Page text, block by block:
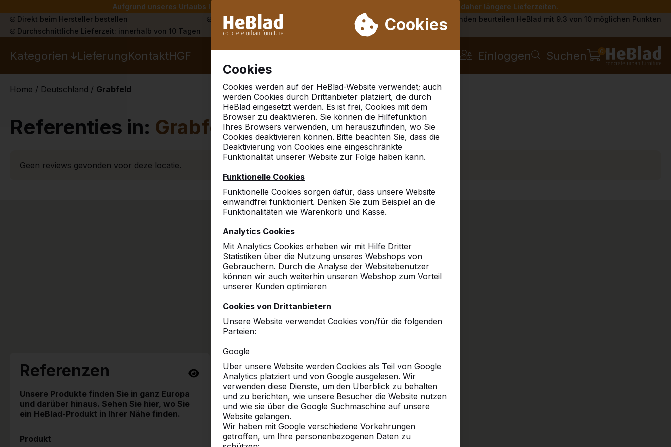
Aufgrund unseres Urlaubs liefern wir von Woche 31 bis Woche 33 nicht. Bitte berücksichtigen Sie daher längere Lieferzeiten.
Cookies
Cookies
Cookies werden auf der HeBlad-Website verwendet; auch
werden Cookies durch Drittanbieter platziert, die durch
HeBlad eingesetzt werden. Es ist frei, Cookies mit dem
Browser zu deaktivieren. Sie können die Hilfefunktion
Ihres Browsers verwenden, um herauszufinden, wo Sie
Cookies deaktivieren können. Bitte beachten Sie, dass die
Deaktivierung von Cookies eine eingeschränkte
Funktionalität unserer Website zur Folge haben kann.
Funktionelle Cookies
Funktionelle Cookies sorgen dafür, dass unsere Website
einwandfrei funktioniert. Denken Sie zum Beispiel an die
Funktionalitäten wie Warenkorb und Kasse.
Analytics Cookies
Mit Analytics Cookies erheben wir mit Hilfe Dritter
Statistiken über die Nutzung unseres Webshops von
Gebrauchern. Durch die Analyse der Websitebenutzer
können wir auch weiterhin unseren Webshop zum Vorteil
unserer Kunden optimieren
Cookies von Drittanbietern
Unsere Website verwendet Cookies von/für die folgenden
Parteien:
Google
Über unsere Website werden Cookies als Teil von Google
Analytics platziert und von Google ausgelesen. Wir
verwenden diese Dienste, um den Überblick zu behalten
und zu berichten, wie unsere Besucher die Website nutzen
und wie sie über die Google Suchmaschine auf unsere
Website gelangen.
Wir haben mit Google verschiedene Vorkehrungen
getroffen, um Ihre personenbezogenen Daten zu
Direkt beim Hersteller bestellen Schon mehr als 30.000 Produkten verkauft
Kunden beurteilen HeBlad mit 9.3 von 10 möglichen Punkten
Durchschnittliche Lieferzeit: innerhalb von 10 Tagen
Kategorien LieferungKontaktHGF Einloggen Suchen 0
Home / Deutschland / Grabfeld
Referenties in: Grabfeld
Geen reviews gevonden voor deze locatie.
Referenzen
Unsere Produkte finden Sie in ganz Europa
und darüber hinaus. Sehen Sie hier, wo Sie
ein HeBlad-Produkt in Ihrer Nähe finden.
Produkt